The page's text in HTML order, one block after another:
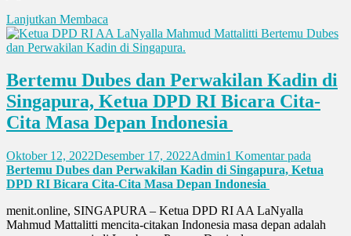
Lanjutkan Membaca
Bertemu Dubes dan Perwakilan Kadin di
Singapura, Ketua DPD RI Bicara Cita-
Cita Masa Depan Indonesia
Oktober 12, 2022Desember 17, 2022Admin1 Komentarpada
Bertemu Dubes dan Perwakilan Kadin di Singapura, Ketua
DPD RI Bicara Cita-Cita Masa Depan Indonesia
menit.online, SINGAPURA – Ketua DPD RI AA LaNyalla
Mahmud Mattalitti mencita-citakan Indonesia masa depan adalah